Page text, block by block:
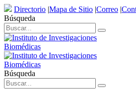
Directorio |Mapa de Sitio |Correo |
Búsqueda
Búsqueda